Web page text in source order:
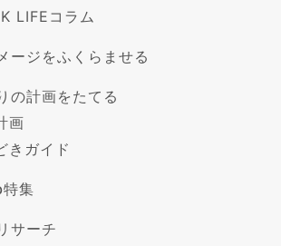
LIFEコラム
ージをふくらませる
の計画をたてる
画
きガイド
集
サーチ